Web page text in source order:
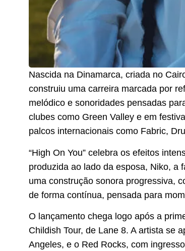
Nascida na Dinamarca, criada no
construiu uma carreira marcada por
melódico e sonoridades pensadas
clubes como Green Valley e em
palcos internacionais como Fabric,
“High On You” celebra os efeitos
produzida ao lado da esposa, Niko, a
uma construção sonora progressiva,
de forma contínua, pensada para
O lançamento chega logo após a
Childish Tour, de Lane 8. A artista se
Angeles, e o Red Rocks, com